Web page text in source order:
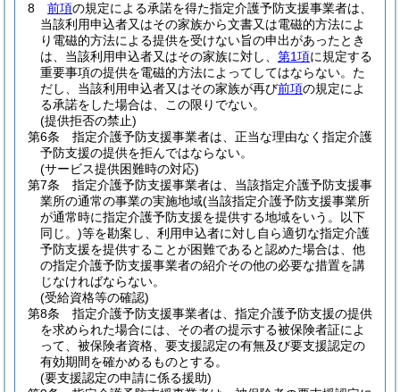
8
前項の規定による承諾を得た指定介護予防支援事業者は、
当該利用申込者又はその家族から文書又は電磁的方法によ
り電磁的方法による提供を受けない旨の申出があったとき
は、当該利用申込者又はその家族に対し、 第1項に規定する
重要事項の提供を電磁的方法によってしてはならない。 た
だし、当該利用申込者又はその家族が再び前項の規定によ
る承諾をした場合は、この限りでない。
(提供拒否の禁止)
第6条
指定介護予防支援事業者は、正当な理由なく指定介護
予防支援の提供を拒んではならない。
(サービス提供困難時の対応)
第7条
指定介護予防支援事業者は、当該指定介護予防支援事
業所の通常の事業の実施地域(当該指定介護予防支援事業所
が通常時に指定介護予防支援を提供する地域をいう。以下
同じ。)等を勘案し、利用申込者に対し自ら適切な指定介護
予防支援を提供することが困難であると認めた場合は、他
の指定介護予防支援事業者の紹介その他の必要な措置を講
じなければならない。
(受給資格等の確認)
第8条
指定介護予防支援事業者は、指定介護予防支援の提供
を求められた場合には、その者の提示する被保険者証によ
って、被保険者資格、要支援認定の有無及び要支援認定の
有効期間を確かめるものとする。
(要支援認定の申請に係る援助)